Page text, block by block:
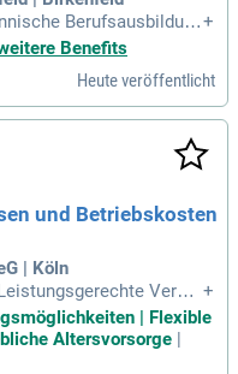
Berufsausbildung
kaufmann/-frau
Berufserfahr
wünschenswert; Fund
+
Benefits
Heute veröffentlicht
und Betriebskosten
| Köln
Vergüt
Mitarbeiterwohnen; fl
Dienstradleasing; Spor
Betrieblich
+
| Flexible
Altersvorsorge